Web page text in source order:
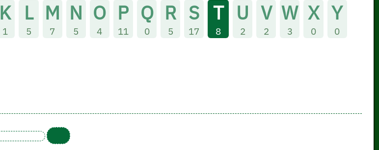
K
1
L
5
M
7
N
5
O
4
P
11
Q
0
R
5
S
17
T
8
U
2
V
2
W
3
X
0
Y
0